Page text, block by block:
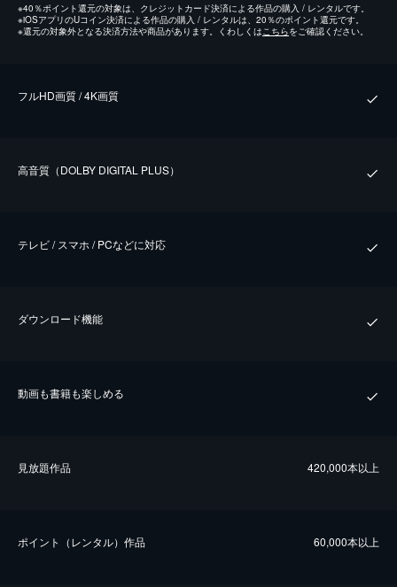
※40％ポイント還元の対象は、クレジットカード決済による作品の購入 / レンタルです。
※iOSアプリのUコイン決済による作品の購入 / レンタルは、20％のポイント還元です。
※還元の対象外となる決済方法や商品があります。くわしくはこちらをご確認ください。
フルHD画質 / 4K画質
⾼⾳質（DOLBY DIGITAL PLUS）
テレビ / スマホ / PCなどに対応
ダウンロード機能
動画も書籍も楽しめる
⾒放題作品 420,000本以上
ポイント（レンタル）作品 60,000本以上